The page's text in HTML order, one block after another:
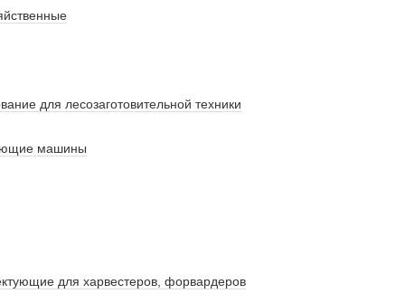
для лесозаготовительной техники
машины
для харвестеров, форвардеров